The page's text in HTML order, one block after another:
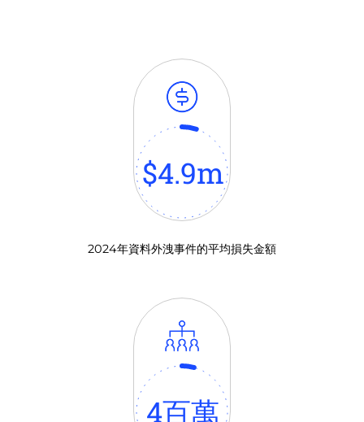
$4.9m
2024年資料外洩事件的平均損失金額
4百萬